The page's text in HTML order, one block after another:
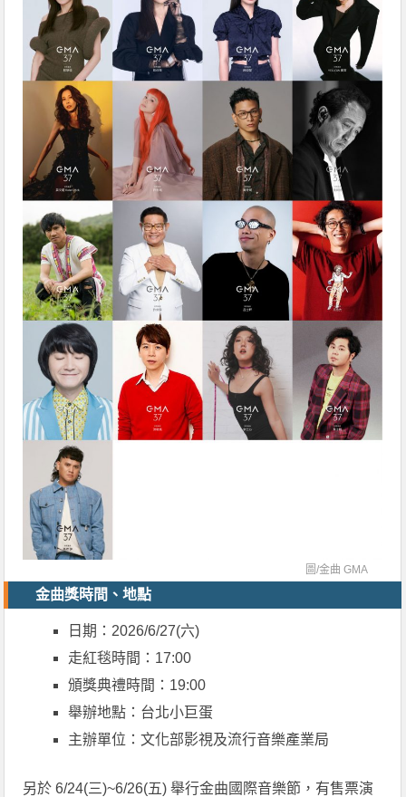
圖/金曲 GMA
金曲獎時間、地點
日期：2026/6/27(六)
走紅毯時間：17:00
頒獎典禮時間：19:00
舉辦地點：台北小巨蛋
主辦單位：文化部影視及流行音樂產業局
另於 6/24(三)~6/26(五) 舉行金曲國際音樂節，有售票演